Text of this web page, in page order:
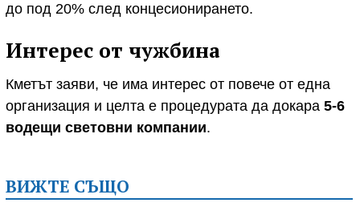
до под 20% след концесионирането.
Интерес от чужбина
Кметът заяви, че има интерес от повече от една
организация и целта е процедурата да докара 5-6
водещи световни компании.
ВИЖТЕ СЪЩО